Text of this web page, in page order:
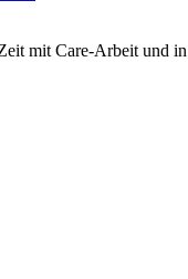
mit Care-Arbeit